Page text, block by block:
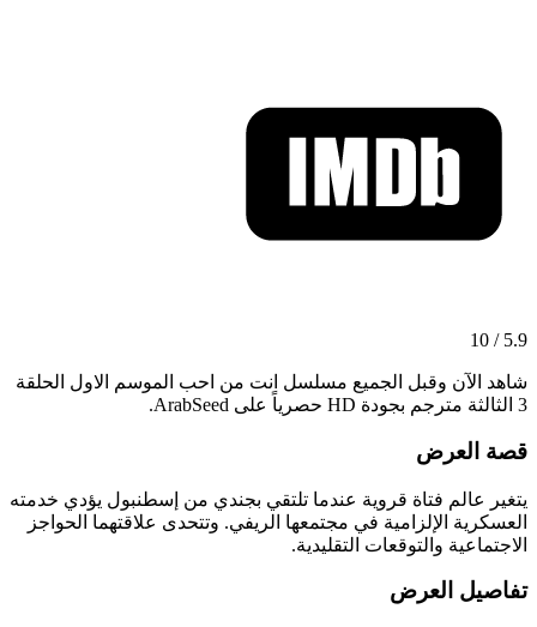
5.9 / 10
شاهد الآن وقبل الجميع مسلسل انت من احب الموسم الاول الحلقة
3 الثالثة مترجم بجودة HD حصرياً على ArabSeed.
قصة العرض
يتغير عالم فتاة قروية عندما تلتقي بجندي من إسطنبول يؤدي خدمته
العسكرية الإلزامية في مجتمعها الريفي. وتتحدى علاقتهما الحواجز
الاجتماعية والتوقعات التقليدية.
تفاصيل العرض